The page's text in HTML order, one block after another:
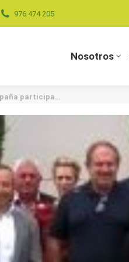
976 474 205
Nosotros
participa…